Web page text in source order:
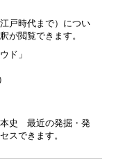
戸時代まで）につい
が閲覧できます。
ド」
本史 最近の発掘・発
スできます。